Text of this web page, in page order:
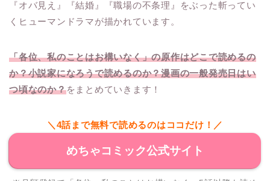
『オバ見え』『結婚』『職場の不条理』をぶった斬ってい
くヒューマンドラマが描かれています。
「各位、私のことはお構いなく」の原作はどこで読めるの
か？小説家になろうで読めるのか？漫画の一般発売日はい
つ頃なのか？をまとめていきます！
＼4話まで無料で読めるのはココだけ！／
めちゃコミック公式サイト